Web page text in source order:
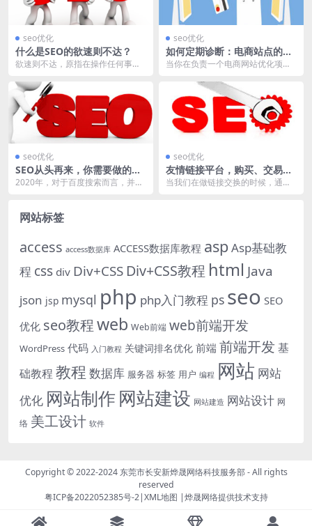
seo优化
什么是SEO的欲速则不达？
欲速则不达，原指在操作任何事物
而导致本身正处于良性...
seo优化
如何定期诊断：电商站点的链
接与内容！
当你在负责一个电商网站优化项目
对站点进行定期诊断，...
seo优化
SEO从头再来，你需要做的几
件事儿！
2020年，对于百度搜索而言，并不
seo优化
友情链接平台，购买、交易、
买卖对SEO的影响！
当我们在做链接交换的时候，通常
网站标签
access access数据库 ACCESS数据库教程 asp Asp基础教
程 css div Div+CSS Div+CSS教程 html Java
json jsp mysql php php入门教程 ps seo SEO
优化 seo教程web Web前端 web前端开发
WordPress 代码 入门教程 关键词排名优化 前端 前端开发 基
础教程 教程 数据库 服务器 标签 用户 编程 网站 网站
优化 网站制作 网站建设 网站建造 网站设计 网
络 美工设计 软件
Copyright © 2022-2024 东莞市长安新烨晟网络科技服务部- All rights
reserved
粤ICP备2022052385号-2|XML地图 |烨晟网络提供技术支持